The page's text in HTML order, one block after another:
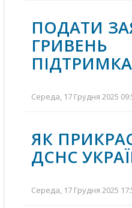
ПОДАТИ
Середа, 17 Грудня 2025
ЯК
ДСНС
Середа, 17 Грудня 2025